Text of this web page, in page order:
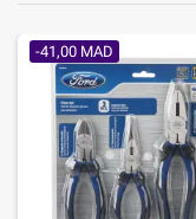
-41,00 MAD